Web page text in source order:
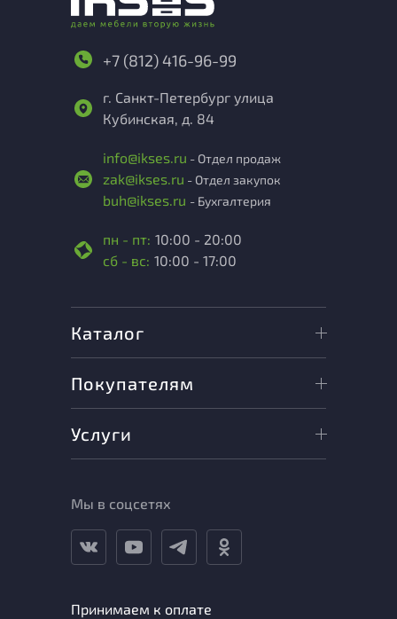
+7 (812) 416-96-99
г. Санкт-Петербург улица
Кубинская, д. 84
info@ikses.ru - Отдел продаж
zak@ikses.ru - Отдел закупок
buh@ikses.ru - Бухгалтерия
пн - пт: 10:00 - 20:00
сб - вс: 10:00 - 17:00
Каталог
Покупателям
Услуги
Мы в соцсетях
Принимаем к оплате